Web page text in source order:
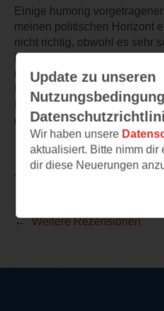
Einige humorig
meinen politischen Horizont
nicht richtig, obwohl es sehr
Fehler vorzuwerfen. Es hat
recherchiert.
Mir hat das Hörbuch Lust auf
Hörbücher gemacht und so
die wohl gönnen.
TEILEN
Weitere Rezensionen
Update zu unseren
Wir haben unsere
aktualisiert. Bitte nimm dir
dir diese Neuerungen